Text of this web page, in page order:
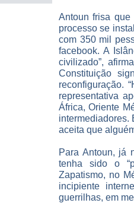
Antoun frisa
processo se
com 350 mil
facebook. A
civilizado”,
Constituição
reconfiguração.
representativa
África, Oriente
intermediadores.
aceita que
Para Antoun, já
tenha sido o
Zapatismo, no
incipiente
guerrilhas, em